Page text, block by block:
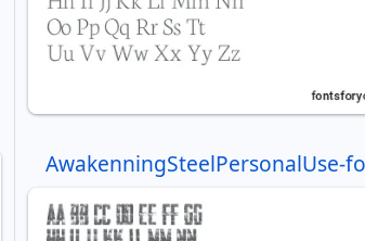
AwakenningSteelPersonalUse-